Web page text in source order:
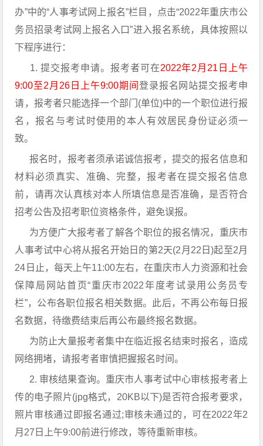
办”中的“人事考试网上报名”栏目，点击“2022年重庆市公
务员招录考试网上报名入口”进入报名系统，具体按照以
下程序进行：
1. 提交报考申请。报考者可在2022年2月21日上午
9:00至2月26日上午9:00期间 登录报名网站提交报考申
请，报考者只能选择一个部门(单位)中的一个职位进行报
名，报名与考试时使用的本人有效居民身份证必须一
致。
报名时，报考者须承诺诚信报考，提交的报名信息和
材料必须真实、准确、完整，报考者在提交报名信息
前，请再次认真核对本人所填信息是否准确，是否符合
招考公告及招考职位资格条件，避免误报。
为方便广大报考者了解各个职位的报名情况，重庆市
人事考试中心将从报名开始日的第2天(2月22日)起至2月
24日止，每天上午11:00左右，在重庆市人力资源和社会
保障局网站首页“重庆市2022年度考试录用公务员专
栏”，公布各职位报名相关数据。此后，不再公布每日报
名数据，待缴费结束后再公布最终报名数据。
为防止大量报考者集中在临近报名结束时报名，造成
网络拥堵，请报考者审慎把握报名时间。
2. 审核结果查询。重庆市人事考试中心审核报考者上
传的电子照片(jpg格式，20KB以下)是否符合报考要求，
照片审核通过即报名通过;审核未通过的，可在2022年2
月27日上午9:00前进行修改，等待重新审核。